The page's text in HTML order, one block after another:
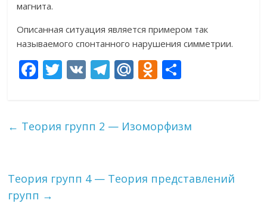
магнита.
Описанная ситуация является примером так
называемого спонтанного нарушения симметрии.
F
b
k
T
er
V T
gr
M
R
O
o
s
р
и
← Теория групп 2 — Изоморфизм
Теория групп 4 — Теория представлений
групп →